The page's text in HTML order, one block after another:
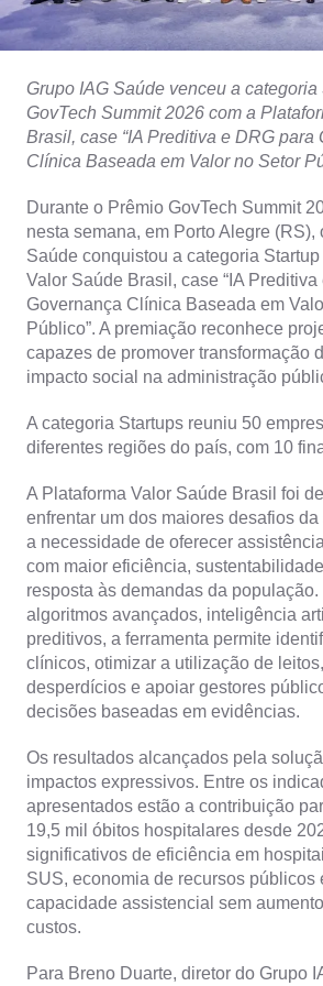
Grupo IAG Saúde venceu a categoria
GovTech Summit 2026 com a
Brasil, case “IA Preditiva e DRG para
Clínica Baseada em Valor no Setor
Durante o Prêmio GovTech Summit
nesta semana, em Porto Alegre (RS),
Saúde conquistou a categoria
Valor Saúde Brasil, case “IA Preditiva
Governança Clínica Baseada em
Público”. A premiação reconhece
capazes de promover transformação
impacto social na administração
A categoria Startups reuniu 50
diferentes regiões do país, com 10
A Plataforma Valor Saúde Brasil foi
enfrentar um dos maiores desafios
a necessidade de oferecer
com maior eficiência,
resposta às demandas da
algoritmos avançados, inteligência
preditivos, a ferramenta permite
clínicos, otimizar a utilização de
desperdícios e apoiar gestores
decisões baseadas em evidências.
Os resultados alcançados pela
impactos expressivos. Entre os
apresentados estão a contribuição
19,5 mil óbitos hospitalares desde
significativos de eficiência em
SUS, economia de recursos públicos
capacidade assistencial sem
custos.
Para Breno Duarte, diretor do Grupo